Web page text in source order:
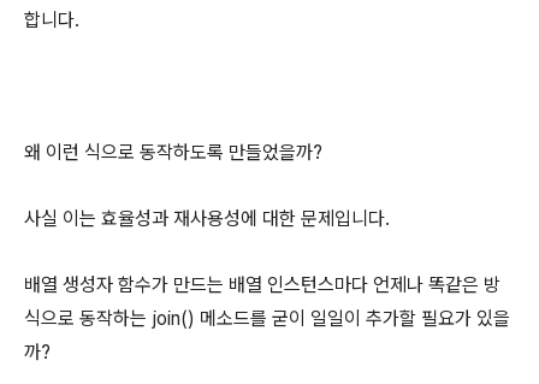
합니다.
왜 이런 식으로 동작하도록 만들었을까?
사실 이는 효율성과 재사용성에 대한 문제입니다.
배열 생성자 함수가 만드는 배열 인스턴스마다 언제나 똑같은 방
식으로 동작하는 join() 메소드를 굳이 일일이 추가할 필요가 있을
까?